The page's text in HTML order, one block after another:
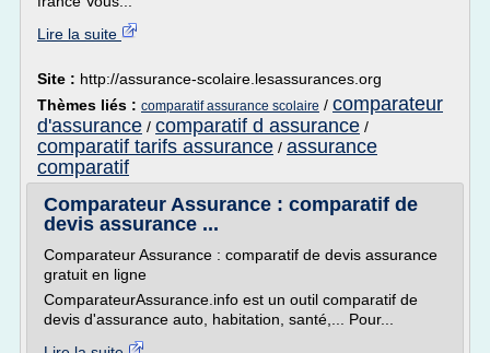
Lire la suite
Site : http://assurance-scolaire.lesassurances.org
Thèmes liés : comparatif assurance scolaire / comparateur
d'assurance / comparatif d assurance /
comparatif tarifs assurance / assurance
comparatif
Comparateur Assurance : comparatif de
devis assurance ...
Comparateur Assurance : comparatif de devis assurance
gratuit en ligne
ComparateurAssurance.info est un outil comparatif de
devis d'assurance auto, habitation, santé,... Pour...